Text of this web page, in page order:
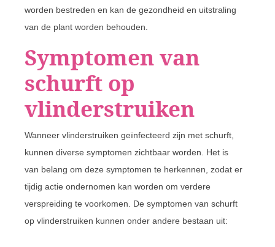
worden bestreden en kan de gezondheid en uitstraling
van de plant worden behouden.
Symptomen van
schurft op
vlinderstruiken
Wanneer vlinderstruiken geïnfecteerd zijn met schurft,
kunnen diverse symptomen zichtbaar worden. Het is
van belang om deze symptomen te herkennen, zodat er
tijdig actie ondernomen kan worden om verdere
verspreiding te voorkomen. De symptomen van schurft
op vlinderstruiken kunnen onder andere bestaan uit: